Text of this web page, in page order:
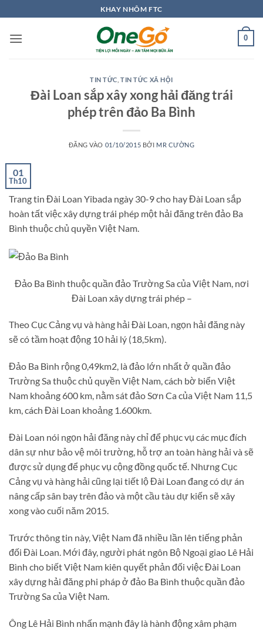
qua
nội
KHAY NHÔM FTC
0
TIN TỨC ,TIN TỨC XÃ HỘI
Đài Loan sắp xây xong hải đăng trái
phép trên đảo Ba Bình
ĐĂNG VÀO 01/10/2015 BỞI MR CƯỜNG
01
Th10
Trang tin Đài Loan Yibada ngày 30-9 cho hay Đài Loan sắp
hoàn tất việc xây dựng trái phép một hải đăng trên đảo Ba
Bình thuộc chủ quyền Việt Nam.
Đảo Ba Bình thuộc quần đảo Trường Sa của Việt Nam, nơi
Đài Loan xây dựng trái phép –
Theo Cục Cảng vụ và hàng hải Đài Loan, ngọn hải đăng này
sẽ có tầm hoạt động 10 hải lý (18,5km).
Đảo Ba Bình rộng 0,49km2, là đảo lớn nhất ở quần đảo
Trường Sa thuộc chủ quyền Việt Nam, cách bờ biển Việt
Nam khoảng 600 km, nằm sát đảo Sơn Ca của Việt Nam 11,5
km, cách Đài Loan khoảng 1.600km.
Đài Loan nói ngọn hải đăng này chỉ để phục vụ các mục đích
dân sự như bảo vệ môi trường, hỗ trợ an toàn hàng hải và sẽ
được sử dụng để phục vụ cộng đồng quốc tế. Nhưng Cục
Cảng vụ và hàng hải cũng lại tiết lộ Đài Loan đang có dự án
nâng cấp sân bay trên đảo và một cầu tàu dự kiến sẽ xây
xong vào cuối năm 2015.
Trước thông tin này, Việt Nam đã nhiều lần lên tiếng phản
đối Đài Loan. Mới đây, người phát ngôn Bộ Ngoại giao Lê Hải
Bình cho biết Việt Nam kiên quyết phản đối việc Đài Loan
xây dựng hải đăng phi pháp ở đảo Ba Bình thuộc quần đảo
Trường Sa của Việt Nam.
Ông Lê Hải Bình nhấn mạnh đây là hành động xâm phạm